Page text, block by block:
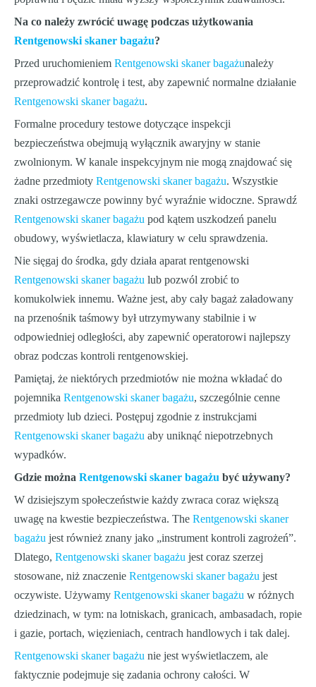
Na co należy zwrócić uwagę podczas użytkowania
Rentgenowski skaner bagażu?
Przed uruchomieniem Rentgenowski skaner bagażunależy
przeprowadzić kontrolę i test, aby zapewnić normalne działanie
Rentgenowski skaner bagażu.
Formalne procedury testowe dotyczące inspekcji
bezpieczeństwa obejmują wyłącznik awaryjny w stanie
zwolnionym. W kanale inspekcyjnym nie mogą znajdować się
żadne przedmioty Rentgenowski skaner bagażu. Wszystkie
znaki ostrzegawcze powinny być wyraźnie widoczne. Sprawdź
Rentgenowski skaner bagażu pod kątem uszkodzeń panelu
obudowy, wyświetlacza, klawiatury w celu sprawdzenia.
Nie sięgaj do środka, gdy działa aparat rentgenowski
Rentgenowski skaner bagażu lub pozwól zrobić to
komukolwiek innemu. Ważne jest, aby cały bagaż załadowany
na przenośnik taśmowy był utrzymywany stabilnie i w
odpowiedniej odległości, aby zapewnić operatorowi najlepszy
obraz podczas kontroli rentgenowskiej.
Pamiętaj, że niektórych przedmiotów nie można wkładać do
pojemnika Rentgenowski skaner bagażu, szczególnie cenne
przedmioty lub dzieci. Postępuj zgodnie z instrukcjami
Rentgenowski skaner bagażu aby uniknąć niepotrzebnych
wypadków.
Gdzie można Rentgenowski skaner bagażu być używany?
W dzisiejszym społeczeństwie każdy zwraca coraz większą
uwagę na kwestie bezpieczeństwa. The Rentgenowski skaner
bagażu jest również znany jako „instrument kontroli zagrożeń”.
Dlatego, Rentgenowski skaner bagażu jest coraz szerzej
stosowane, niż znaczenie Rentgenowski skaner bagażu jest
oczywiste. Używamy Rentgenowski skaner bagażu w różnych
dziedzinach, w tym: na lotniskach, granicach, ambasadach, ropie
i gazie, portach, więzieniach, centrach handlowych i tak dalej.
Rentgenowski skaner bagażu nie jest wyświetlaczem, ale
faktycznie podejmuje się zadania ochrony całości. W